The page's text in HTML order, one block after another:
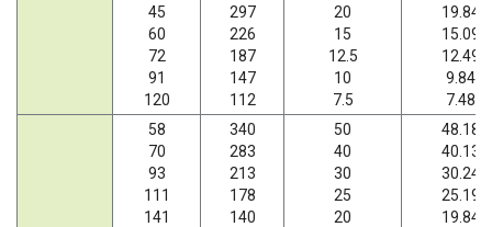
45
60
72
91
120
297
226
187
147
112
20
15
12.5
10
7.5
19.84
15.09
12.49
9.84
7.48
58
70
93
111
141
340
283
213
178
140
50
40
30
25
20
48.18
40.13
30.24
25.19
19.84